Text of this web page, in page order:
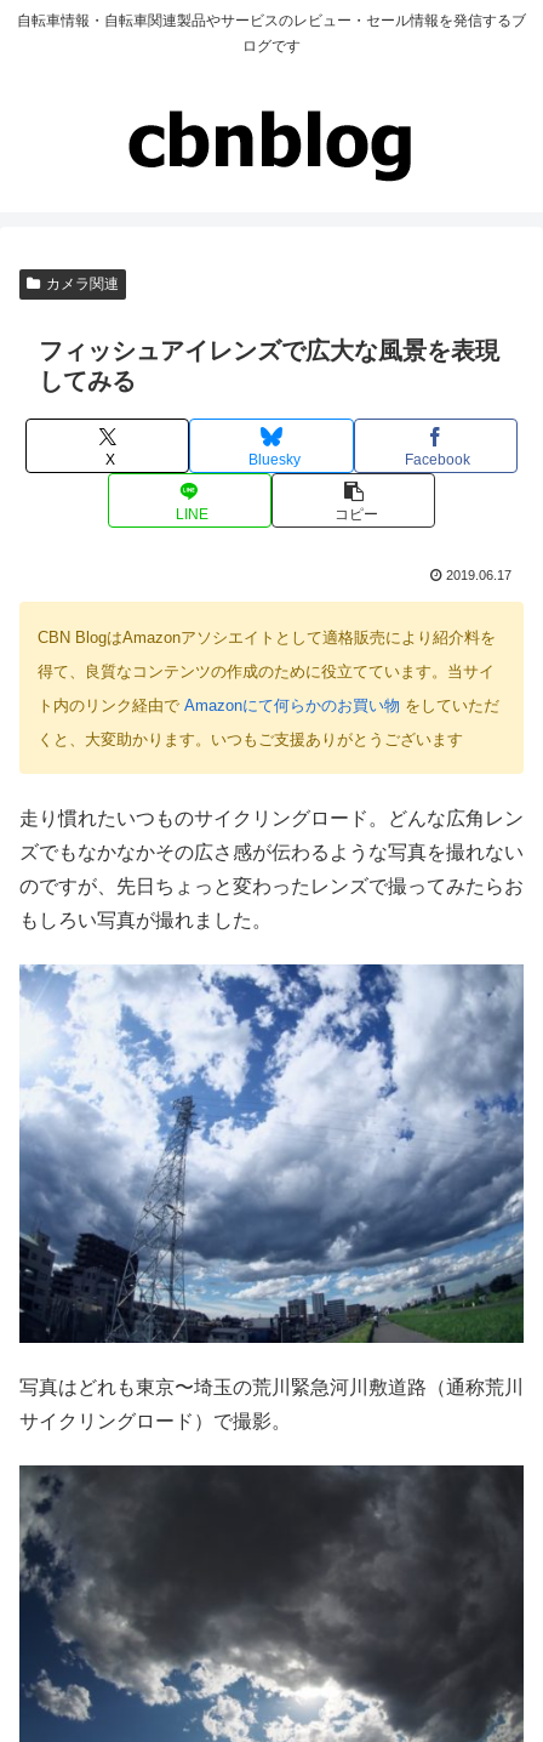
自転車情報・自転車関連製品やサービスのレビュー・セール情報を発信するブ
ログです
カメラ関連
フィッシュアイレンズで広大な風景を表現
してみる
X Bluesky Facebook
LINE コピー
2019.06.17
CBN BlogはAmazonアソシエイトとして適格販売により紹介料を
得て、良質なコンテンツの作成のために役立てています。当サイ
ト内のリンク経由で Amazonにて何らかのお買い物 をしていただ
くと、大変助かります。いつもご支援ありがとうございます
走り慣れたいつものサイクリングロード。どんな広角レン
ズでもなかなかその広さ感が伝わるような写真を撮れない
のですが、先日ちょっと変わったレンズで撮ってみたらお
もしろい写真が撮れました。
写真はどれも東京〜埼玉の荒川緊急河川敷道路（通称荒川
サイクリングロード）で撮影。